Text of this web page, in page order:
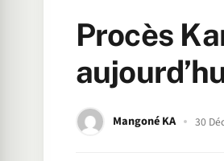
Procès
Mangoné KA 30